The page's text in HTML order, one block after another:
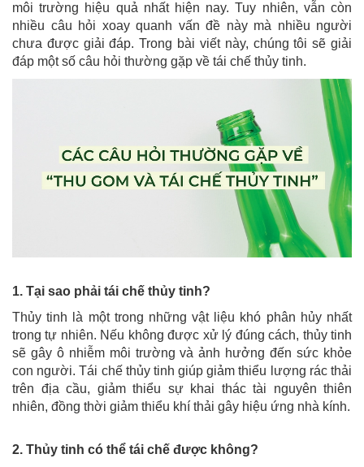
môi trường hiệu quả nhất hiện nay. Tuy nhiên, vẫn còn
nhiều câu hỏi xoay quanh vấn đề này mà nhiều người
chưa được giải đáp. Trong bài viết này, chúng tôi sẽ giải
đáp một số câu hỏi thường gặp về tái chế thủy tinh.
1. Tại sao phải tái chế thủy tinh?
Thủy tinh là một trong những vật liệu khó phân hủy nhất
trong tự nhiên. Nếu không được xử lý đúng cách, thủy tinh
sẽ gây ô nhiễm môi trường và ảnh hưởng đến sức khỏe
con người. Tái chế thủy tinh giúp giảm thiểu lượng rác thải
trên địa cầu, giảm thiểu sự khai thác tài nguyên thiên
nhiên, đồng thời giảm thiểu khí thải gây hiệu ứng nhà kính.
2. Thủy tinh có thể tái chế được không?